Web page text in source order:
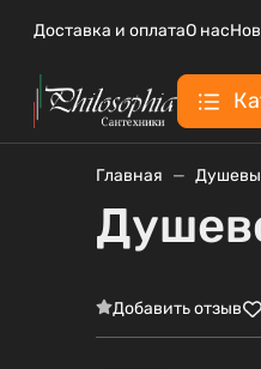
Доставка и оплатаО нас
Главная
Добавить отзыв